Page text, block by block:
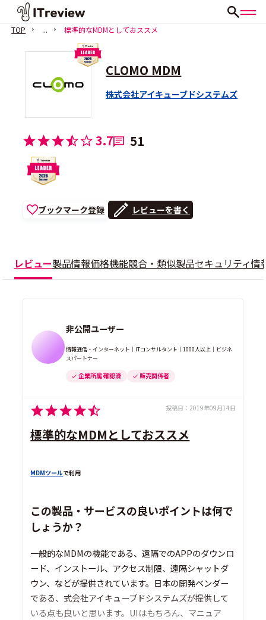
TOP ... 標準的なMDMとしておススメ
CLOMO MDM
株式会社アイキューブドシステムズ
3.7 51
ブックマーク登録 レビューを書く
レビュー製品情報価格機能競合・類似製品セキュリティ情
非公開ユーザー
情報通信・インターネット｜ITコンサルタント｜1000人以上｜ビジネ
スパートナー
企業所属 確認済 販売関係者
投稿日： 2019年09月14日
標準的なMDMとしておススメ
MDMツールで利用
この製品・サービスの良いポイントは何で
しょうか？
一般的なMDMの機能である、遠隔でのAPPのダウンロ
ード、インストール、アクセス制限、遠隔シャットダ
ウン、などが提供されています。日本の開発ベンダー
である、式会社アイキューブドシステムズが提供して
いる点も良いと思います。UIはもちろん、マニュア